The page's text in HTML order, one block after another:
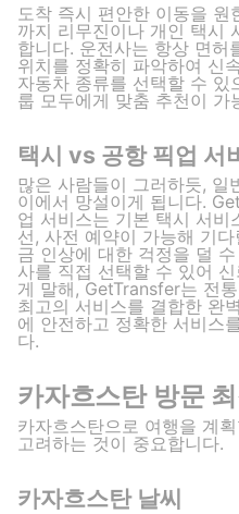
도착 즉시 편안한 이동을
까지 리무진이나 개인 택시
합니다. 운전사는 항상 면허
위치를 정확히 파악하여 신
자동차 종류를 선택할 수 있
룹 모두에게 맞춤 추천이 가
택시 vs 공항 픽업 서
많은 사람들이 그러하듯,
이에서 망설이게 됩니다.
업 서비스는 기본 택시 서비
선, 사전 예약이 가능해 기
금 인상에 대한 걱정을 덜
사를 직접 선택할 수 있어
게 말해, GetTransfer는 전
최고의 서비스를 결합한 완
에 안전하고 정확한 서비스
다.
카자흐스탄 방문
카자흐스탄으로 여행을 계
고려하는 것이 중요합니다.
카자흐스탄 날씨